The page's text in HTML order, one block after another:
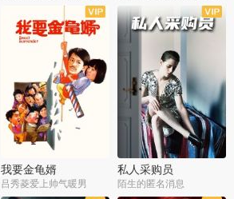
我要金龟婿
吕秀菱爱上帅气暖男
私人采购员
陌生的匿名消息